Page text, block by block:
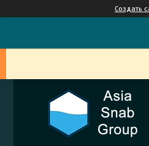
Создать